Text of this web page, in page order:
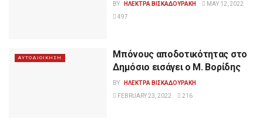
BY ΗΛΕΚΤΡΑ ΒΙΣΚΑΔΟΥΡΑΚΗ
MAY 12, 2022
497
ΑΥΤΟΔΙΟΙΚΗΣΗ
Μπόνους αποδοτικότητας στο
Δημόσιο εισάγει ο Μ. Βορίδης
BY
ΗΛΕΚΤΡΑ ΒΙΣΚΑΔΟΥΡΑΚΗ
FEBRUARY 23, 2022
216